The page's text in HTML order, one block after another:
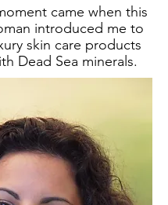
came when this
introduced me to
skin care products
Dead Sea minerals.